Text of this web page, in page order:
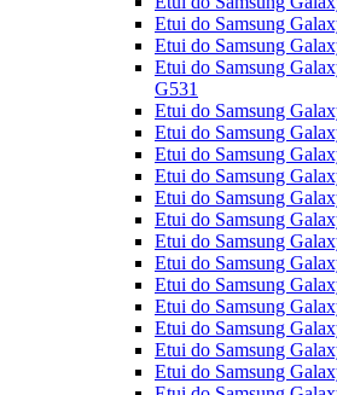
Etui do Samsung
Etui do Samsung
Etui do Samsung
G531
Etui do Samsung
Etui do Samsung
Etui do Samsung
Etui do Samsung
Etui do Samsung
Etui do Samsung
Etui do Samsung
Etui do Samsung
Etui do Samsung
Etui do Samsung
Etui do Samsung
Etui do Samsung
Etui do Samsung